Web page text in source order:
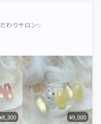
わりサロン✨
¥8,300 ¥9,000